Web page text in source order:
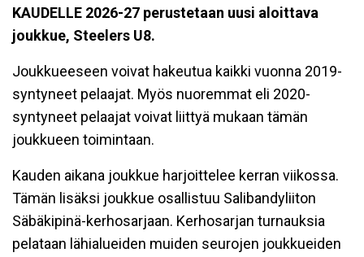
KAUDELLE 2026-27 perustetaan uusi aloittava
joukkue, Steelers U8.
Joukkueeseen voivat hakeutua kaikki vuonna 2019-
syntyneet pelaajat. Myös nuoremmat eli 2020-
syntyneet pelaajat voivat liittyä mukaan tämän
joukkueen toimintaan.
Kauden aikana joukkue harjoittelee kerran viikossa.
Tämän lisäksi joukkue osallistuu Salibandyliiton
Säbäkipinä-kerhosarjaan. Kerhosarjan turnauksia
pelataan lähialueiden muiden seurojen joukkueiden